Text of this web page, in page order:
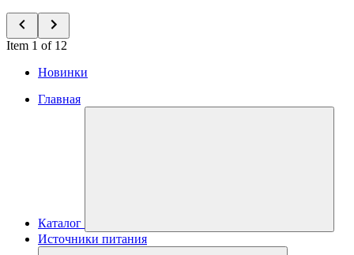
Item 1 of 12
Новинки
Главная
Каталог
Источники питания